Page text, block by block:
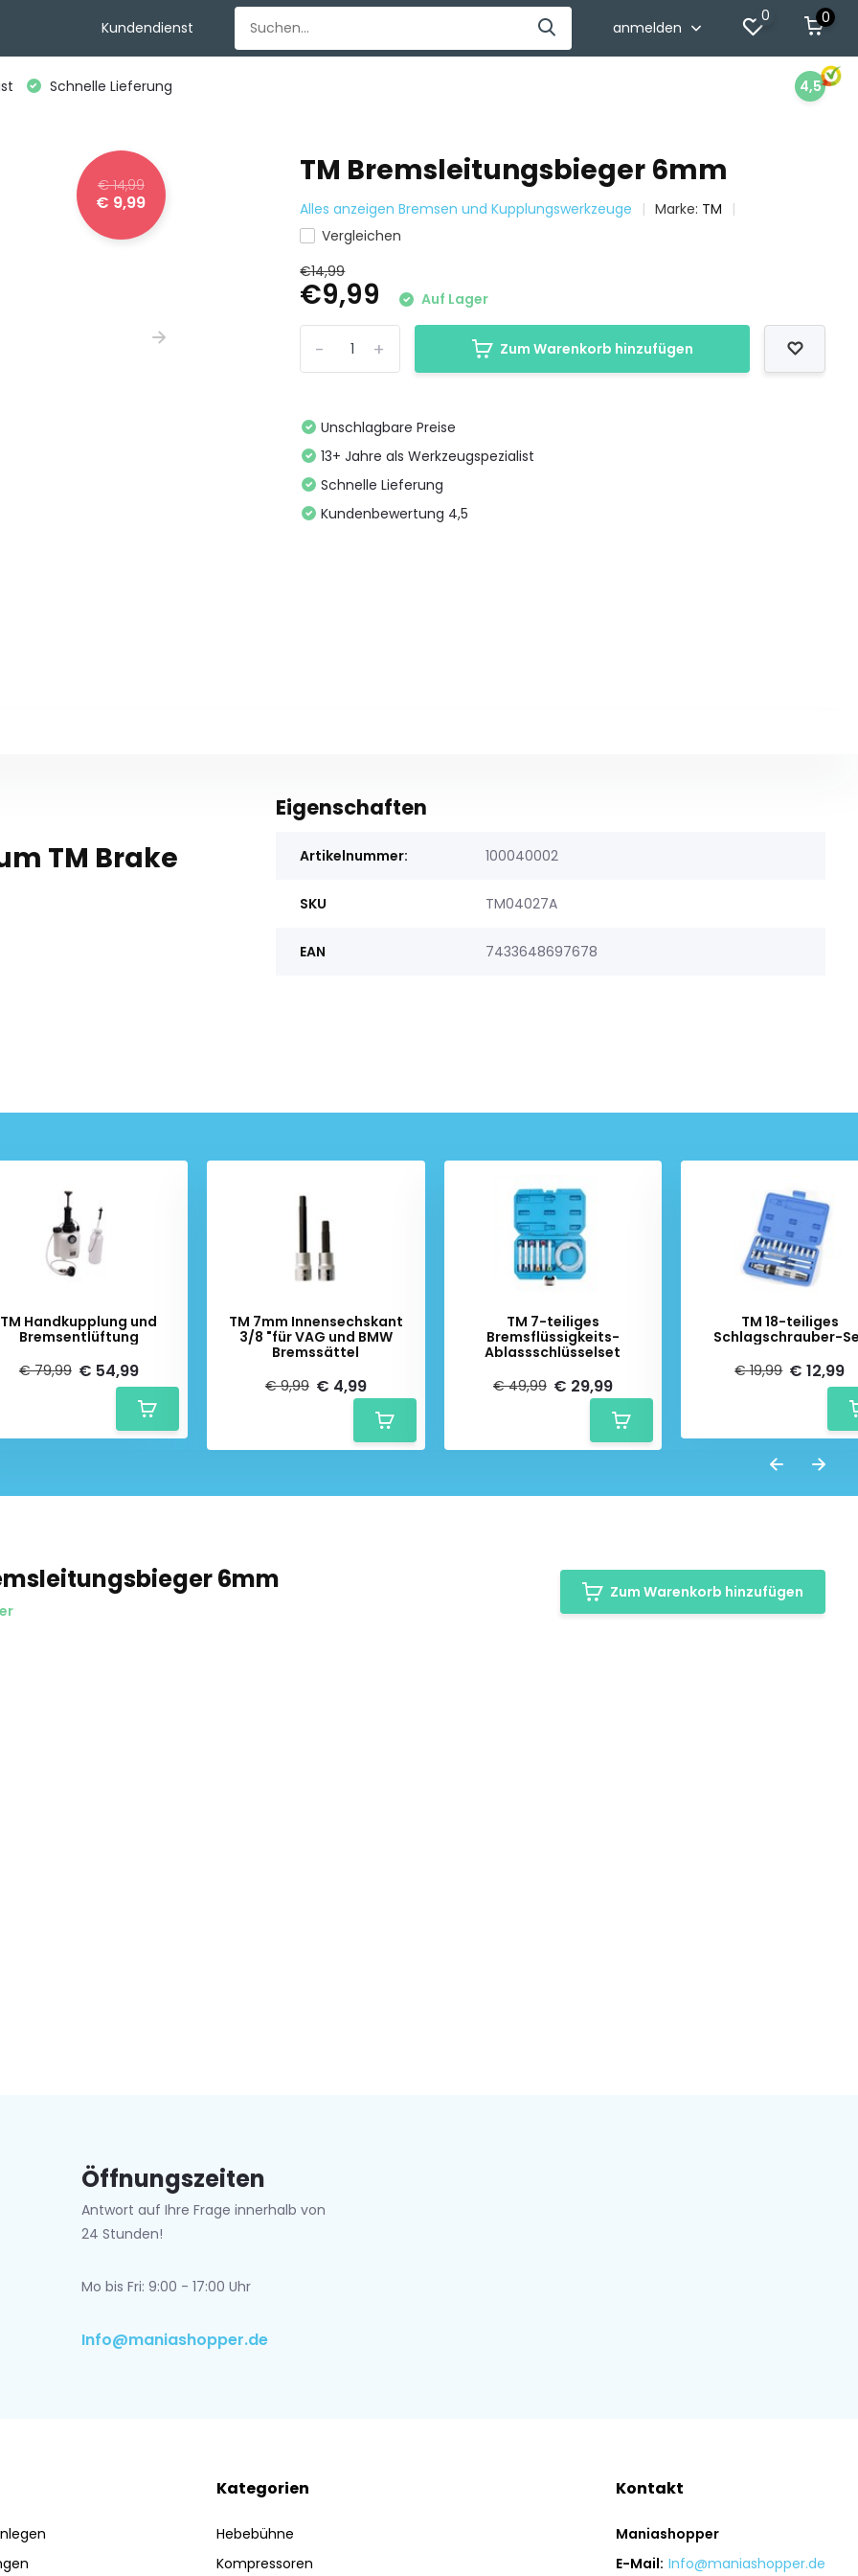
Kundendienst anmelden
0 0
Schnelle Lieferung 4,5
€ 14,99
€ 9,99
TM Bremsleitungsbieger 6mm
Alles anzeigen Bremsen und Kupplungswerkzeuge Marke: TM
Vergleichen
€14,99
€9,99 Auf Lager
+
- Zum Warenkorb hinzufügen
Unschlagbare Preise
13+ Jahre als Werkzeugspezialist
Schnelle Lieferung
Kundenbewertung 4,5
TM Brake
Eigenschaften
Artikelnummer: 100040002
SKU TM04027A
EAN 7433648697678
TM Handkupplung und
Bremsentlüftung
€ 79,99 € 54,99
TM 7mm Innensechskant
3/8 "für VAG und BMW
Bremssättel
€ 9,99 € 4,99
TM 7-teiliges
Bremsflüssigkeits-
Ablassschlüsselset
€ 49,99 € 29,99
TM 18-teiliges
Schlagschrauber-
€ 19,99 € 12,99
6mm Zum Warenkorb hinzufügen
Öffnungszeiten
Antwort auf Ihre Frage innerhalb von
24 Stunden!
Mo bis Fri: 9:00 - 17:00 Uhr
Info@maniashopper.de
Kategorien
Hebebühne
Kompressoren
Kontakt
Maniashopper
E-Mail: Info@maniashopper.de